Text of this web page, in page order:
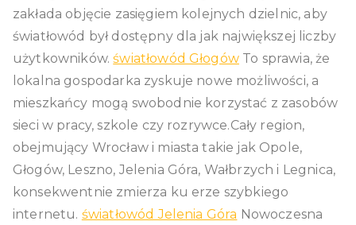
zakłada objęcie zasięgiem kolejnych dzielnic, aby
światłowód był dostępny dla jak największej liczby
użytkowników.światłowód GłogówTo sprawia, że
lokalna gospodarka zyskuje nowe możliwości, a
mieszkańcy mogą swobodnie korzystać z zasobów
sieci w pracy, szkole czy rozrywce.Cały region,
obejmujący Wrocław i miasta takie jak Opole,
Głogów, Leszno, Jelenia Góra, Wałbrzych i Legnica,
konsekwentnie zmierza ku erze szybkiego
internetu. światłowód Jelenia Góra Nowoczesna